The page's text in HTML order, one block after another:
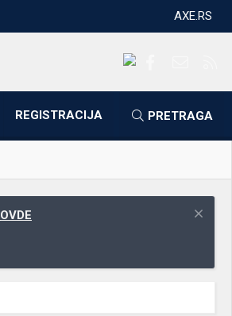
AXE.RS
REGISTRACIJA PRETRAGA
OVDE